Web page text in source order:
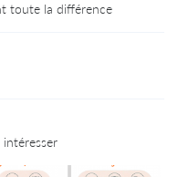
toute la différence